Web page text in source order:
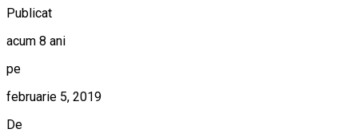
Publicat
acum 8 ani
pe
februarie 5, 2019
De